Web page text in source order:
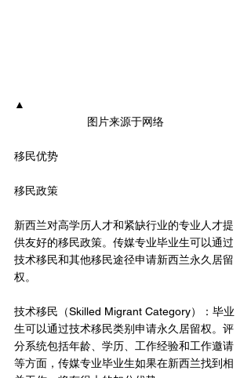
▲
图片来源于网络
移民优势
移民政策
新西兰对高学历人才和紧缺行业的专业人才提
供友好的移民政策。传媒专业毕业生可以通过
技术移民和其他移民途径申请新西兰永久居留
权。
技术移民（Skilled Migrant Category）：毕业
生可以通过技术移民类别申请永久居留权。评
分系统包括年龄、学历、工作经验和工作邀请
等方面，传媒专业毕业生如果在新西兰找到相